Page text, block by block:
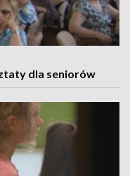
dla seniorów